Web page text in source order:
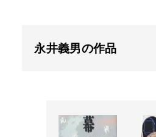
永井義男の作品